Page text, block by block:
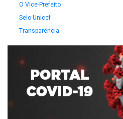
O Vice-Prefeito
Selo Unicef
Transparência